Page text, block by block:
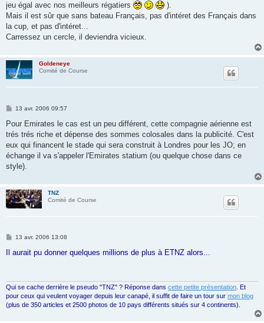
jeu égal avec nos meilleurs régatiers
).
Mais il est sûr que sans bateau Français, pas d'intéret des Français dans
la cup, et pas d'intéret...
Carressez un cercle, il deviendra vicieux.
Goldeneye
Comité de Course
M
s
a
g
13 avr. 2006 09:57
Pour Emirates le cas est un peu différent, cette compagnie aérienne est
trés trés riche et dépense des sommes colosales dans la publicité. C'est
eux qui financent le stade qui sera construit à Londres pour les JO; en
échange il va s'appeler l'Emirates statium (ou quelque chose dans ce
style).
TNZ
Comité de Course
M
s
13 avr. 2006 13:08
Il aurait pu donner quelques millions de plus à ETNZ alors...
Qui se cache derrière le pseudo "TNZ" ? Réponse dans cette petite présentation . Et
pour ceux qui veulent voyager depuis leur canapé, il suffit de faire un tour sur mon blog
(plus de 350 articles et 2500 photos de 10 pays différents situés sur 4 continents).